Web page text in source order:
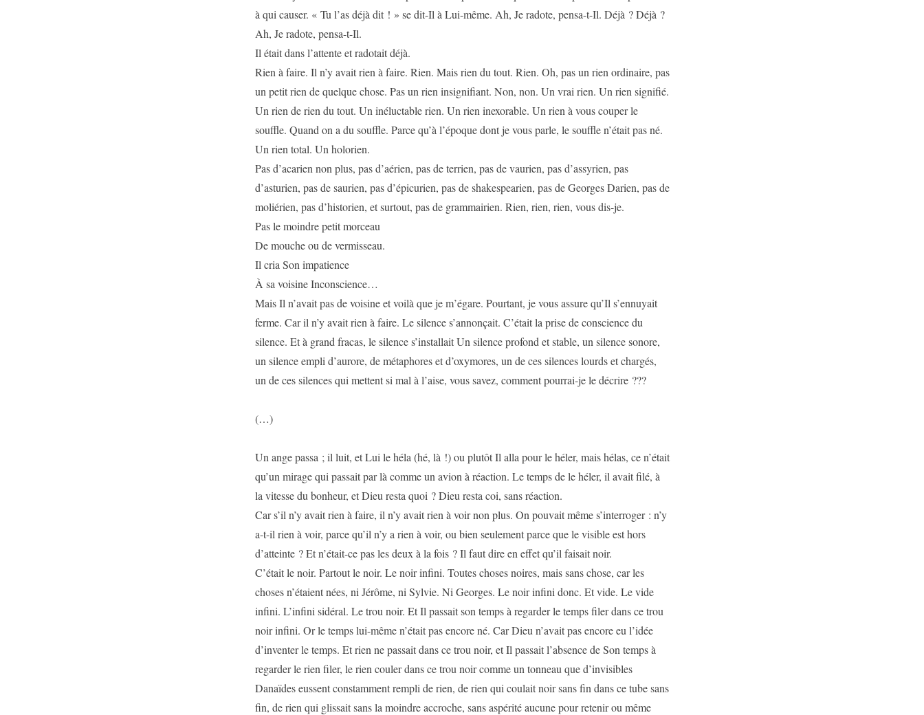
à qui causer. « Tu l’as déjà dit ! » se dit-Il à Lui-même. Ah, Je radote, pensa-t-Il. Déjà ? Déjà ?
Ah, Je radote, pensa-t-Il.
Il était dans l’attente et radotait déjà.
Rien à faire. Il n’y avait rien à faire. Rien. Mais rien du tout. Rien. Oh, pas un rien ordinaire, pas
un petit rien de quelque chose. Pas un rien insignifiant. Non, non. Un vrai rien. Un rien signifié.
Un rien de rien du tout. Un inéluctable rien. Un rien inexorable. Un rien à vous couper le
souffle. Quand on a du souffle. Parce qu’à l’époque dont je vous parle, le souffle n’était pas né.
Un rien total. Un holorien.
Pas d’acarien non plus, pas d’aérien, pas de terrien, pas de vaurien, pas d’assyrien, pas
d’asturien, pas de saurien, pas d’épicurien, pas de shakespearien, pas de Georges Darien, pas de
moliérien, pas d’historien, et surtout, pas de grammairien. Rien, rien, rien, vous dis-je.
Pas le moindre petit morceau
De mouche ou de vermisseau.
Il cria Son impatience
À sa voisine Inconscience…
Mais Il n’avait pas de voisine et voilà que je m’égare. Pourtant, je vous assure qu’Il s’ennuyait
ferme. Car il n’y avait rien à faire. Le silence s’annonçait. C’était la prise de conscience du
silence. Et à grand fracas, le silence s’installait Un silence profond et stable, un silence sonore,
un silence empli d’aurore, de métaphores et d’oxymores, un de ces silences lourds et chargés,
un de ces silences qui mettent si mal à l’aise, vous savez, comment pourrai-je le décrire ???
(…)
Un ange passa ; il luit, et Lui le héla (hé, là !) ou plutôt Il alla pour le héler, mais hélas, ce n’était
qu’un mirage qui passait par là comme un avion à réaction. Le temps de le héler, il avait filé, à
la vitesse du bonheur, et Dieu resta quoi ? Dieu resta coi, sans réaction.
Car s’il n’y avait rien à faire, il n’y avait rien à voir non plus. On pouvait même s’interroger : n’y
a-t-il rien à voir, parce qu’il n’y a rien à voir, ou bien seulement parce que le visible est hors
d’atteinte ? Et n’était-ce pas les deux à la fois ? Il faut dire en effet qu’il faisait noir.
C’était le noir. Partout le noir. Le noir infini. Toutes choses noires, mais sans chose, car les
choses n’étaient nées, ni Jérôme, ni Sylvie. Ni Georges. Le noir infini donc. Et vide. Le vide
infini. L’infini sidéral. Le trou noir. Et Il passait son temps à regarder le temps filer dans ce trou
noir infini. Or le temps lui-même n’était pas encore né. Car Dieu n’avait pas encore eu l’idée
d’inventer le temps. Et rien ne passait dans ce trou noir, et Il passait l’absence de Son temps à
regarder le rien filer, le rien couler dans ce trou noir comme un tonneau que d’invisibles
Danaïdes eussent constamment rempli de rien, de rien qui coulait noir sans fin dans ce tube sans
fin, de rien qui glissait sans la moindre accroche, sans aspérité aucune pour retenir ou même